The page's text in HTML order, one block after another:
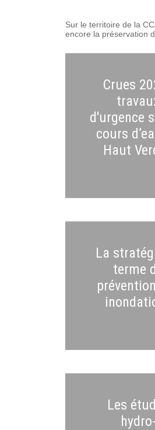
Sur le territoire de la
encore la préservation
Crues
d'urgence
cours
Haut
La
terme
Les
hydro-